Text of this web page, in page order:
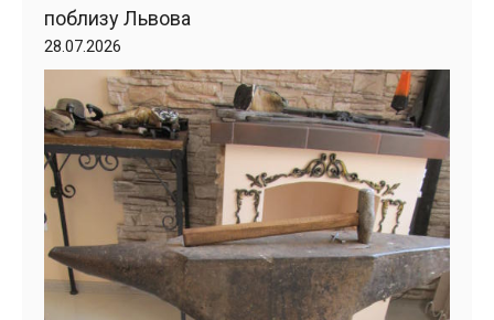
поблизу Львова
28.07.2026